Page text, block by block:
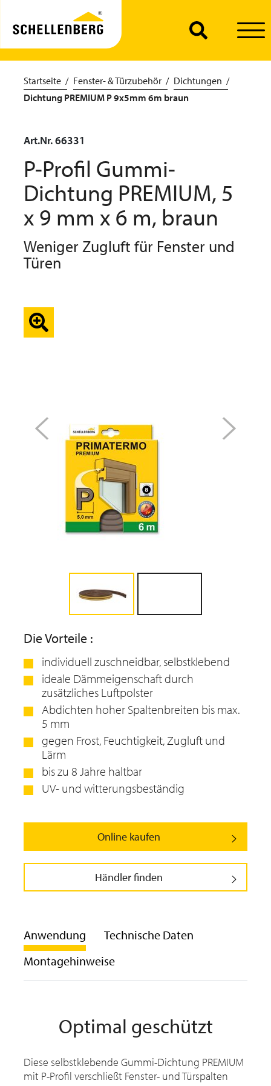
Startseite Fenster- & Türzubehör
Dichtungen
Dichtung PREMIUM P 9x5mm 6m braun
Art.Nr. 66331
P-Profil Gummi-
Dichtung PREMIUM, 5
x 9 mm x 6 m, braun
Weniger Zugluft für Fenster und
Türen
Die Vorteile :
individuell zuschneidbar, selbstklebend
ideale Dämmeigenschaft durch
zusätzliches Luftpolster
Abdichten hoher Spaltenbreiten bis max.
5 mm
gegen Frost, Feuchtigkeit, Zugluft und
Lärm
bis zu 8 Jahre haltbar
UV- und witterungsbeständig
Online kaufen
Händler finden
Anwendung
Technische Daten
Montagehinweise
Optimal geschützt
Diese selbstklebende Gummi-Dichtung PREMIUM
mit P-Profil verschließt Fenster- und Türspalten